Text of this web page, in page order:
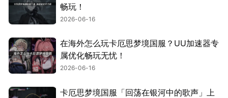
畅玩！
2026-06-16
在海外怎么玩卡厄思梦境国服？UU加速器专
属优化畅玩无忧！
2026-06-16
卡厄思梦境国服「回荡在银河中的歌声」上